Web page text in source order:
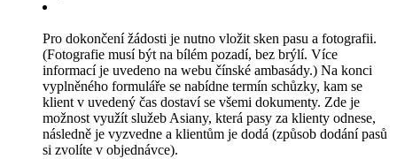
Pro dokončení žádosti je nutno vložit sken pasu a fotografii.
(Fotografie musí být na bílém pozadí, bez brýlí. Více
informací je uvedeno na webu čínské ambasády.) Na konci
vyplněného formuláře se nabídne termín schůzky, kam se
klient v uvedený čas dostaví se všemi dokumenty. Zde je
možnost využít služeb Asiany, která pasy za klienty odnese,
následně je vyzvedne a klientům je dodá (způsob dodání pasů
si zvolíte v objednávce).